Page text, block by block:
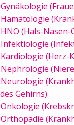
Gynäkologie
Hämatologie
HNO (Hals-
Infektiologie
Kardiologie (Herz-
Nephrologie
Neurologie
des Gehirns)
Onkologie
Orthopädie